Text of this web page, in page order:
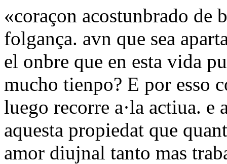
«coraçon acostunbrado de
folgança. avn que sea
el onbre que en esta vida
mucho tienpo? E por esso
luego recorre a·la actiua. e
aquesta propiedat que
amor diujnal tanto mas